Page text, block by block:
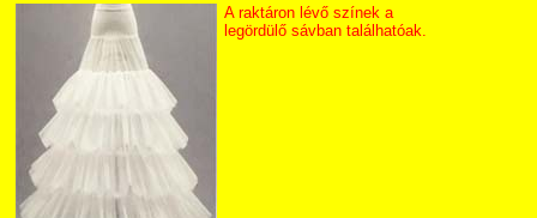
A raktáron lévő színek a
legördülő sávban találhatóak.